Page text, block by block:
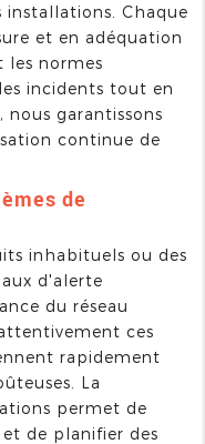
installations. Chaque
et en adéquation
les normes
incidents tout en
garantissons
continue de
de
inhabituels ou des
d'alerte
du réseau
ces
rapidement
La
permet de
de planifier des